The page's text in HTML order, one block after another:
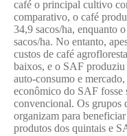
café o principal cultivo
comparativo, o café
34,9 sacos/ha, enquanto
sacos/ha. No entanto,
custos de café
baixos, e o SAF produziu
auto-consumo e
econômico do SAF fosse
convencional. Os grupos
organizam para
produtos dos quintais e